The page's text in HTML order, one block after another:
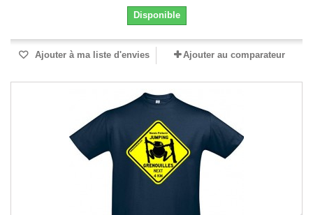
Disponible
Ajouter à ma liste d'envies Ajouter au comparateur